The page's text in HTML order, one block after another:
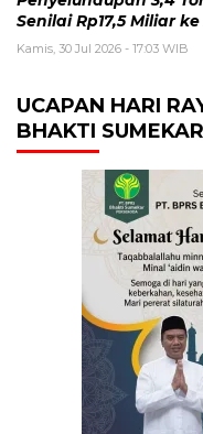
Senilai Rp17,5 Miliar
Kamis, 30 Jul 2026 - 17:03 WIB
UCAPAN HARI
BHAKTI SUMEKAR